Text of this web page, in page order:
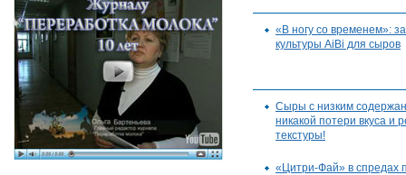
«В ногу со временем»:
культуры AiBi для сыров
Сыры с низким
никакой потери вкуса и
текстуры!
«Цитри-Фай» в спредах